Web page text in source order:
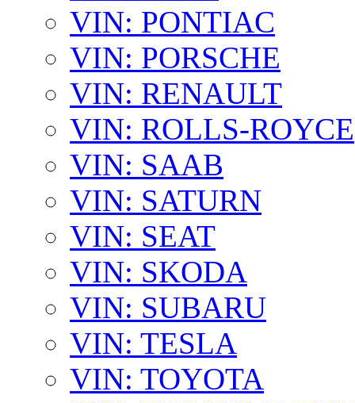
VIN: PONTIAC
VIN: PORSCHE
VIN: RENAULT
VIN: ROLLS-ROYCE
VIN: SAAB
VIN: SATURN
VIN: SEAT
VIN: SKODA
VIN: SUBARU
VIN: TESLA
VIN: TOYOTA